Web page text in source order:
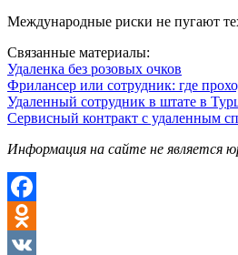
Международные риски не пугают
Связанные материалы:
Удаленка без розовых очков
Фрилансер или сотрудник: где
Удаленный сотрудник в штате в
Сервисный контракт с удаленным
Информация на сайте не является
Facebook
Odnoklassniki